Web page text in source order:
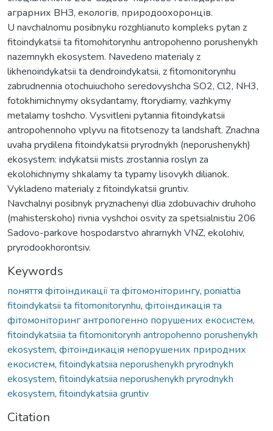
аграрних ВНЗ, екологів, природоохоронців.
U navchalnomu posibnyku rozghlianuto kompleks pytan z
fitoindykatsii ta fitomohitorynhu antropohenno porushenykh
nazemnykh ekosystem. Navedeno materialy z
likhenoindykatsii ta dendroindykatsii, z fitomonitorynhu
zabrudnennia otochuiuchoho seredovyshcha SO2, Cl2, NH3,
fotokhimichnymy oksydantamy, ftorydiamy, vazhkymy
metalamy toshcho. Vysvitleni pytannia fitoindykatsii
antropohennoho vplyvu na fitotsenozy ta landshaft. Znachna
uvaha prydilena fitoindykatsii pryrodnykh (neporushenykh)
ekosystem: indykatsii mists zrostannia roslyn za
ekolohichnymy shkalamy ta typamy lisovykh dilianok.
Vykladeno materialy z fitoindykatsii gruntiv.
Navchalnyi posibnyk pryznachenyi dlia zdobuvachiv druhoho
(mahisterskoho) rivnia vyshchoi osvity za spetsialnistiu 206
Sadovo-parkove hospodarstvo ahrarnykh VNZ, ekolohiv,
pryrodookhorontsiv.
Keywords
поняття фітоіндикації та фітомоніторингу, poniattia
fitoindykatsii ta fitomonitorynhu, фітоіндикація та
фітомоніторинг антропогенно порушених екосистем,
fitoindykatsiia ta fitomonitorynh antropohenno porushenykh
ekosystem, фітоіндикація непорушених природних
екосистем, fitoindykatsiia neporushenykh pryrodnykh
ekosystem, fitoindykatsiia neporushenykh pryrodnykh
ekosystem, fitoindykatsiia gruntiv
Citation